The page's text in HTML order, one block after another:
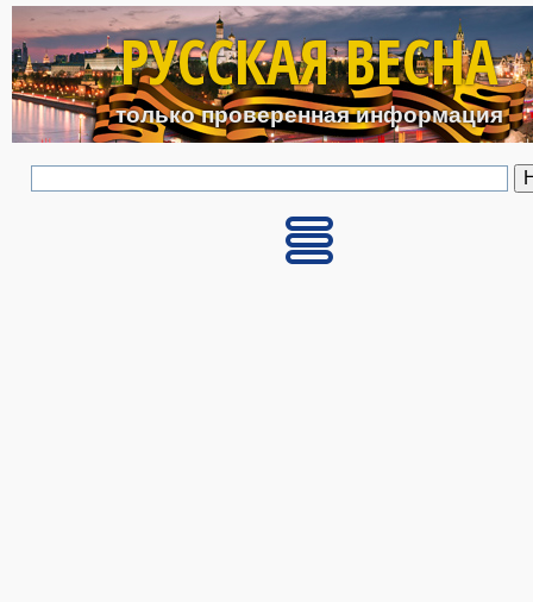
Перейти к основному
РУССКАЯ ВЕСНА
только проверенная информация